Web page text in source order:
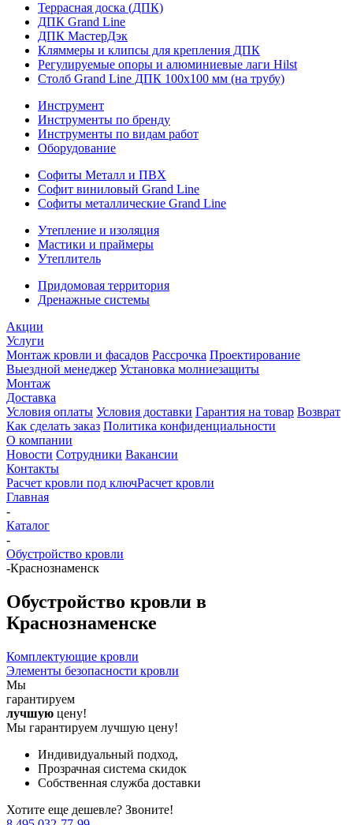
Террасная доска (ДПК)
ДПК Grand Line
ДПК МастерДэк
Кляммеры и клипсы для крепления ДПК
Регулируемые опоры и алюминиевые лаги Hilst
Столб Grand Line ДПК 100х100 мм (на трубу)
Инструмент
Инструменты по бренду
Инструменты по видам работ
Оборудование
Софиты Металл и ПВХ
Софит виниловый Grand Line
Софиты металлические Grand Line
Утепление и изоляция
Мастики и праймеры
Утеплитель
Придомовая территория
Дренажные системы
Акции
Услуги
Монтаж кровли и фасадов Рассрочка Проектирование
Выездной менеджер Установка молниезащиты
Монтаж
Доставка
Условия оплаты Условия доставки Гарантия на товар Возврат
Как сделать заказ Политика конфиденциальности
О компании
Новости Сотрудники Вакансии
Контакты
Расчет кровли под ключРасчет кровли
Главная
-
Каталог
-
Обустройство кровли
-Краснознаменск
Обустройство кровли в
Краснознаменске
Комплектующие кровли
Элементы безопасности кровли
Мы
гарантируем
лучшую цену!
Мы гарантируем лучшую цену!
Индивидуальный подход,
Прозрачная система скидок
Собственная служба доставки
Хотите еще дешевле? Звоните!